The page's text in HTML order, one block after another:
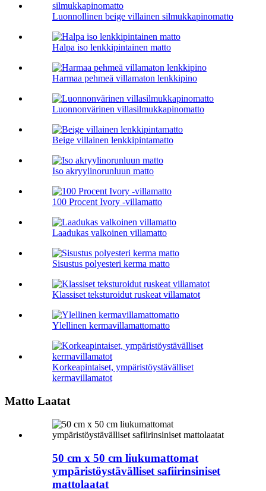
Luonnollinen beige villainen silmukkapinomatto
Halpa iso lenkkipintainen matto
Harmaa pehmeä villamaton lenkkipino
Luonnonvärinen villasilmukkapinomatto
Beige villainen lenkkipintamatto
Iso akryylinorunluun matto
100 Procent Ivory -villamatto
Laadukas valkoinen villamatto
Sisustus polyesteri kerma matto
Klassiset teksturoidut ruskeat villamatot
Ylellinen kermavillamattomatto
Korkeapintaiset, ympäristöystävälliset
kermavillamatot
Matto Laatat
50 cm x 50 cm liukumattomat
ympäristöystävälliset safiirinsiniset
mattolaatat